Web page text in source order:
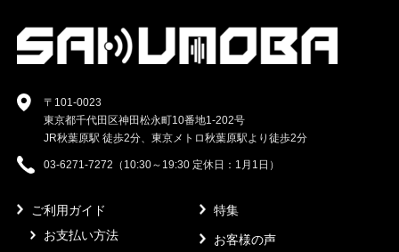
〒101-0023
東京都千代田区神田松永町10番地1-202号
JR秋葉原駅 徒歩2分、東京メトロ秋葉原駅より徒歩2分
03-6271-7272（10:30～19:30 定休日：1月1日）
ご利用ガイド
お支払い方法
特集
お客様の声